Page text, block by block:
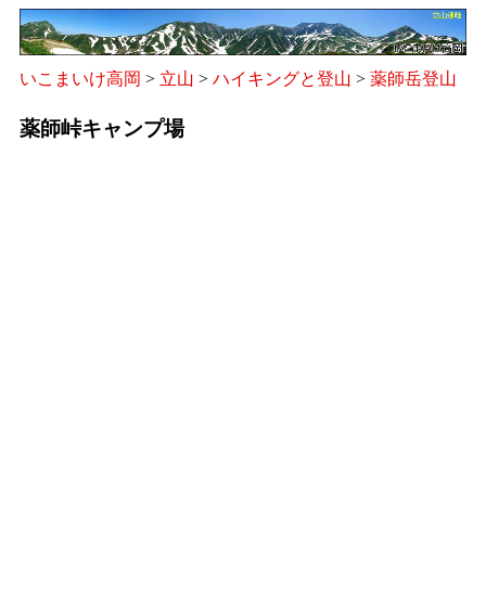
いこまいけ高岡 > 立山 > ハイキングと登山 > 薬師岳登山
薬師峠キャンプ場